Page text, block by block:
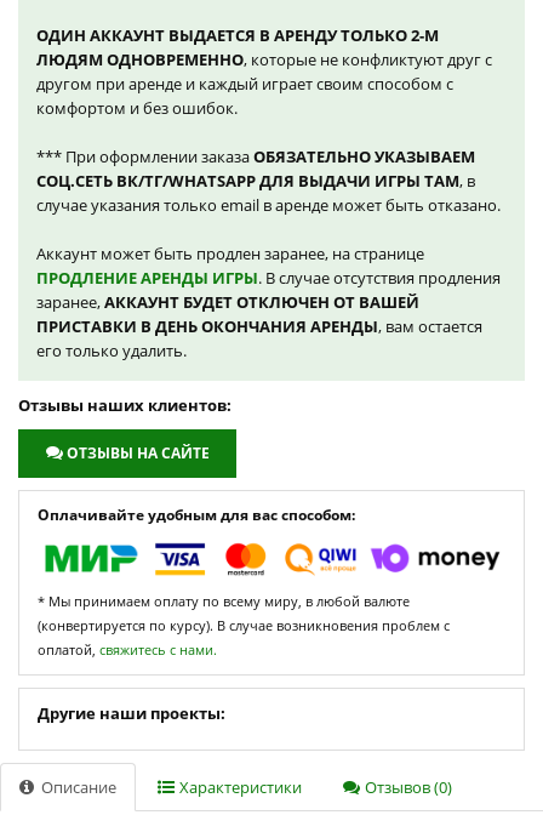
ОДИН АККАУНТ ВЫДАЕТСЯ В АРЕНДУ ТОЛЬКО 2-М
ЛЮДЯМ ОДНОВРЕМЕННО, которые не конфликтуют друг с
другом при аренде и каждый играет своим способом с
комфортом и без ошибок.
*** При оформлении заказаОБЯЗАТЕЛЬНО УКАЗЫВАЕМ
СОЦ.СЕТЬ ВК/ТГ/WHATSAPP ДЛЯ ВЫДАЧИ ИГРЫ ТАМ, в
случае указания только email в аренде может быть отказано.
Аккаунт может быть продлен заранее, на странице
ПРОДЛЕНИЕ АРЕНДЫ ИГРЫ. В случае отсутствия продления
заранее,АККАУНТ БУДЕТ ОТКЛЮЧЕН ОТ ВАШЕЙ
ПРИСТАВКИ В ДЕНЬ ОКОНЧАНИЯ АРЕНДЫ, вам остается
его только удалить.
Отзывы наших клиентов:
ОТЗЫВЫ НА САЙТЕ
Оплачивайте удобным для вас способом:
* Мы принимаем оплату по всему миру, в любой валюте
(конвертируется по курсу). В случае возникновения проблем с
оплатой, свяжитесь с нами.
Другие наши проекты:
Описание Характеристики Отзывов (0)